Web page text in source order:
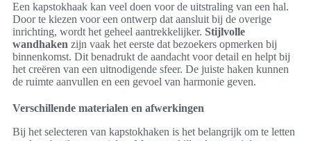
Een kapstokhaak kan veel doen voor de uitstraling van een hal.
Door te kiezen voor een ontwerp dat aansluit bij de overige
inrichting, wordt het geheel aantrekkelijker. Stijlvolle
wandhaken zijn vaak het eerste dat bezoekers opmerken bij
binnenkomst. Dit benadrukt de aandacht voor detail en helpt bij
het creëren van een uitnodigende sfeer. De juiste haken kunnen
de ruimte aanvullen en een gevoel van harmonie geven.
Verschillende materialen en afwerkingen
Bij het selecteren van kapstokhaken is het belangrijk om te letten